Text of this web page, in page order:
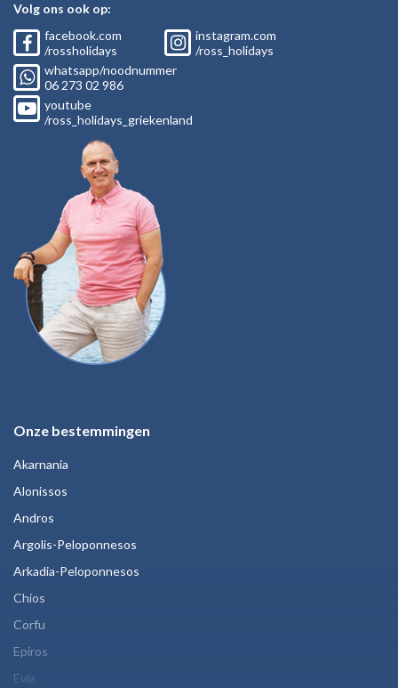
Volg ons ook op:
facebook.com
/rossholidays
instagram.com
/ross_holidays
whatsapp/noodnummer
06 273 02 986
youtube
/ross_holidays_griekenland
Onze bestemmingen
Akarnania
Alonissos
Andros
Argolis-Peloponnesos
Arkadia-Peloponnesos
Chios
Corfu
Epiros
Evia